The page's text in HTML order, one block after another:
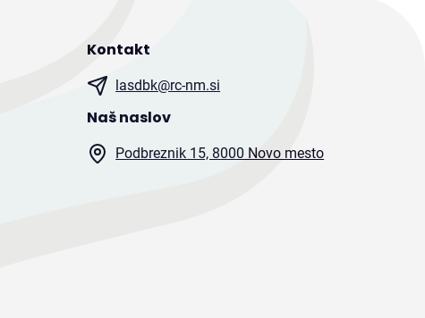
Kontakt
lasdbk@rc-nm.si
Naš naslov
Podbreznik 15, 8000 Novo mesto